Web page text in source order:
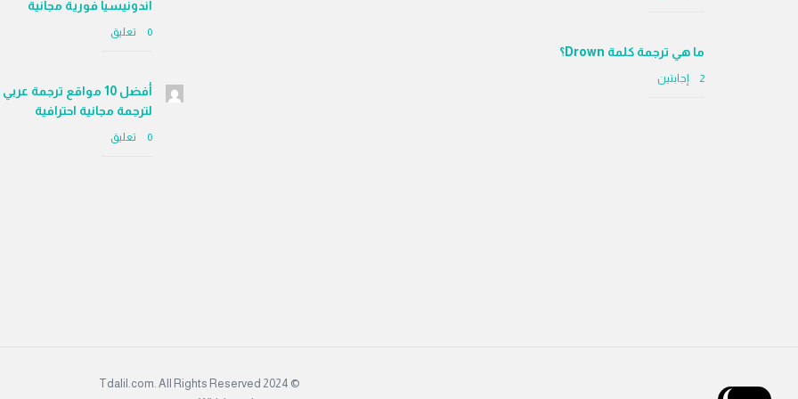
ما هي ترجمة كلمة Drown؟
‫2 إجابتين
اندونيسيا فورية مجانية
‫0 تعليق
أفضل 10 مواقع ترجمة
لترجمة مجانية احترافية
‫0 تعليق
© 2024 Tdalil.com. All Rights Reserved